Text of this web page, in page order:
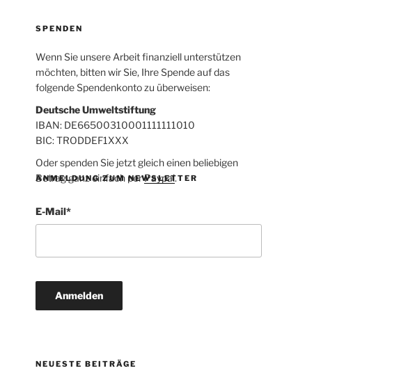
SPENDEN
Wenn Sie unsere Arbeit finanziell unterstützen
möchten, bitten wir Sie, Ihre Spende auf das
folgende Spendenkonto zu überweisen:
Deutsche Umweltstiftung
IBAN: DE66500310001111111010
BIC: TRODDEF1XXX
Oder spenden Sie jetzt gleich einen beliebigen
Betrag ganz einfach perPaypal.
ANMELDUNG ZUM NEWSLETTER
E-Mail*
NEUESTE BEITRÄGE